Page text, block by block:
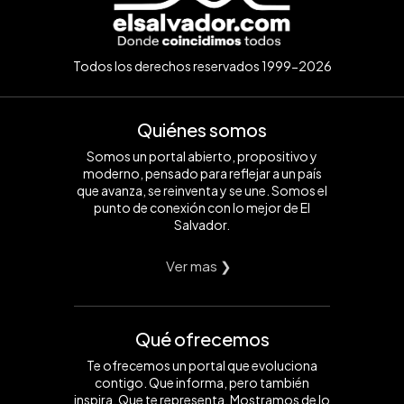
Todos los derechos reservados 1999-2026
Quiénes somos
Somos un portal abierto, propositivo y
moderno, pensado para reflejar a un país
que avanza, se reinventa y se une. Somos el
punto de conexión con lo mejor de El
Salvador.
Ver mas ❯
Qué ofrecemos
Te ofrecemos un portal que evoluciona
contigo. Que informa, pero también
inspira. Que te representa. Mostramos de lo